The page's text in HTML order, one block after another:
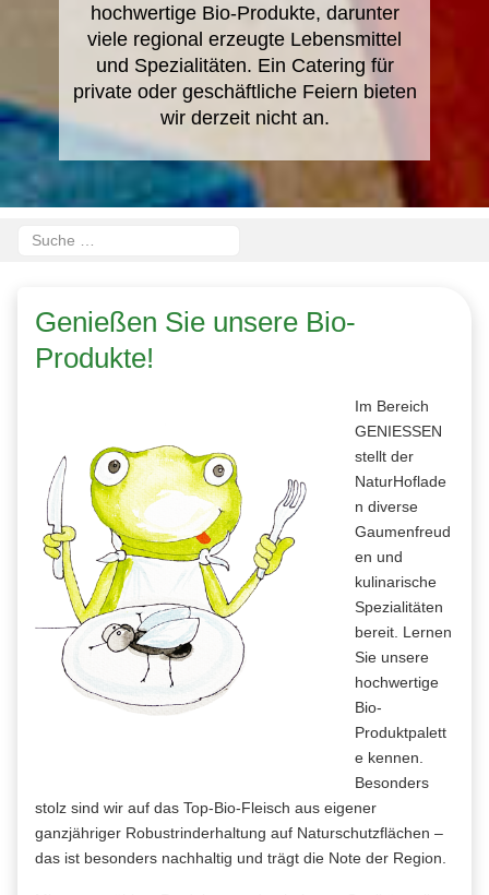
hochwertige Bio-Produkte, darunter
viele regional erzeugte Lebensmittel
und Spezialitäten. Ein Catering für
private oder geschäftliche Feiern bieten
wir derzeit nicht an.
Suchen
Genießen Sie unsere Bio-
Produkte!
Im Bereich
GENIESSEN
stellt der
NaturHoflade
n diverse
Gaumenfreud
en und
kulinarische
Spezialitäten
bereit. Lernen
Sie unsere
hochwertige
Bio-
Produktpalett
e kennen.
Besonders
stolz sind wir auf das Top-Bio-Fleisch aus eigener
ganzjähriger Robustrinderhaltung auf Naturschutzflächen –
das ist besonders nachhaltig und trägt die Note der Region.